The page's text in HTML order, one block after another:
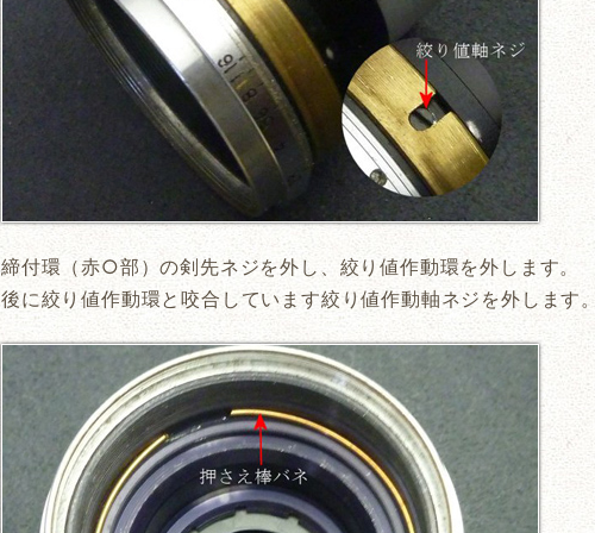
締付環（赤○部）の剣先ネジを外し、絞り値作動環を外します。
後に絞り値作動環と咬合しています絞り値作動軸ネジを外します